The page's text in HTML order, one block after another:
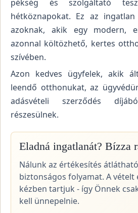
pékség és szolgáltató
hétköznapokat. Ez az
azoknak, akik egy modern,
azonnal költözhető, kertes
szívében.
Azon kedves ügyfelek, akik
leendő otthonukat, az
adásvételi szerződés
részesülnek.
Eladná ingatlanát? Bízza
Nálunk az értékesítés
biztonságos folyamat. A vételt
kézben tartjuk - így Önnek
kell ünnepelnie.